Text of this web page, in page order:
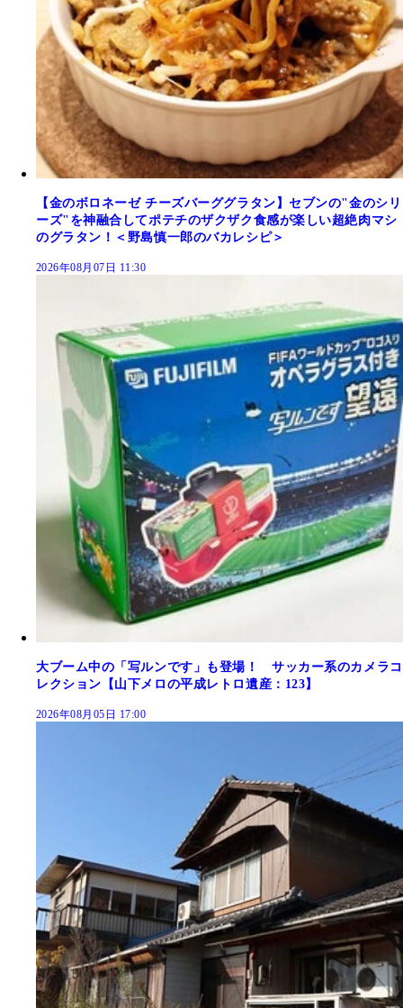
【金のボロネーゼ チーズバーググラタン】セブンの"金のシリ
ーズ"を神融合してポテチのザクザク食感が楽しい超絶肉マシ
のグラタン！＜野島慎一郎のバカレシピ＞
2026年08月07日 11:30
大ブーム中の「写ルンです」も登場！ サッカー系のカメラコ
レクション【山下メロの平成レトロ遺産：123】
2026年08月05日 17:00